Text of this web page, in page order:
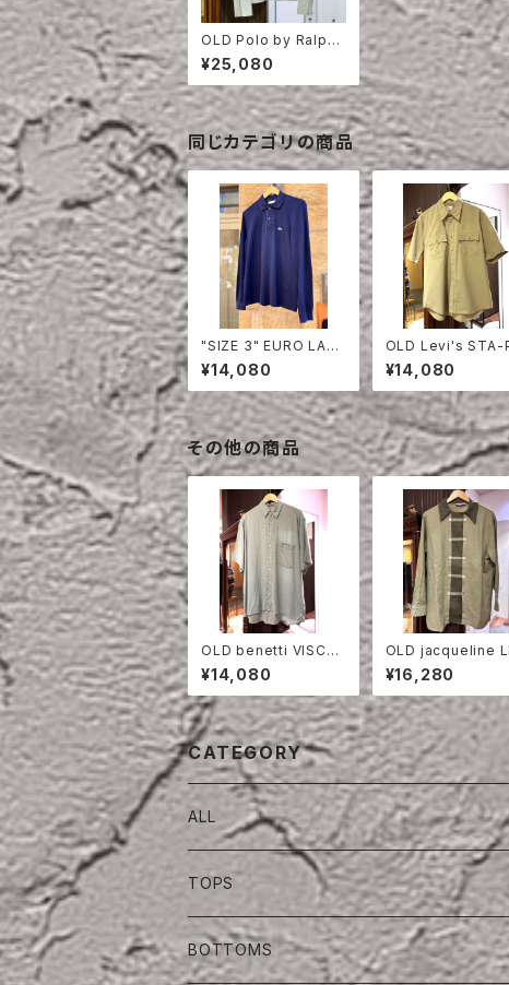
OLD Polo by Ralph
Lauren SEA ISLAND
COTTON SHIRT
¥25,080
同じカテゴリの商品
"SIZE 3" EURO LAC
OSTE POLO SHIRT
LONG SLEEVE
¥14,080
OLD Levi's STA-
EST HALF SLEEVE
HIRT
¥14,080
その他の商品
OLD benetti VISCO
SE HALF SLEEVE SH
IRT
¥14,080
OLD jacqueline
EN DOUBLE
TED SHIRT
¥16,280
CATEGORY
ALL
TOPS
BOTTOMS